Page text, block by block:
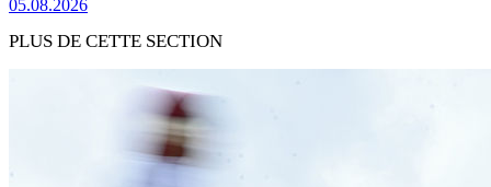
05.08.2026
PLUS DE CETTE SECTION